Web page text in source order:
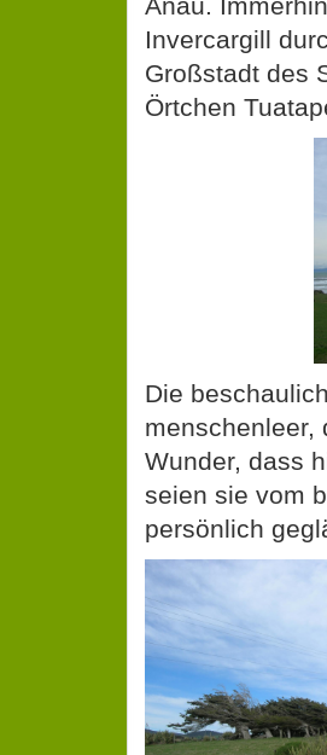
Invercargill
Großstadt des
Örtchen
Die
menschenleer,
Wunder, dass
seien sie vom
persönlich